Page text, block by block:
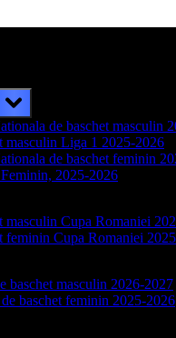
Toggle
sub-
menu
de baschet masculin
masculin Liga 1 2025-2026
de baschet feminin
2025-2026
masculin Cupa Romaniei
feminin Cupa Romaniei
baschet masculin 2026-2027
baschet feminin 2025-2026